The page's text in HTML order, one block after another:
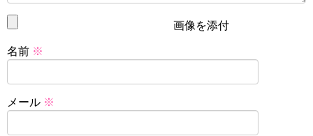
2005年 『マラケシュ・紅の墓標』『エンター・ザ・レ
2005年 『霧のミラノ』『ワンダーランド』
｀)
森なな子さんはどうやらお酒が好きなようで特にビールが
ペコリン役のかないみかさんのツイッターにこんなツイー
画像を添付
名前 ※
メール ※